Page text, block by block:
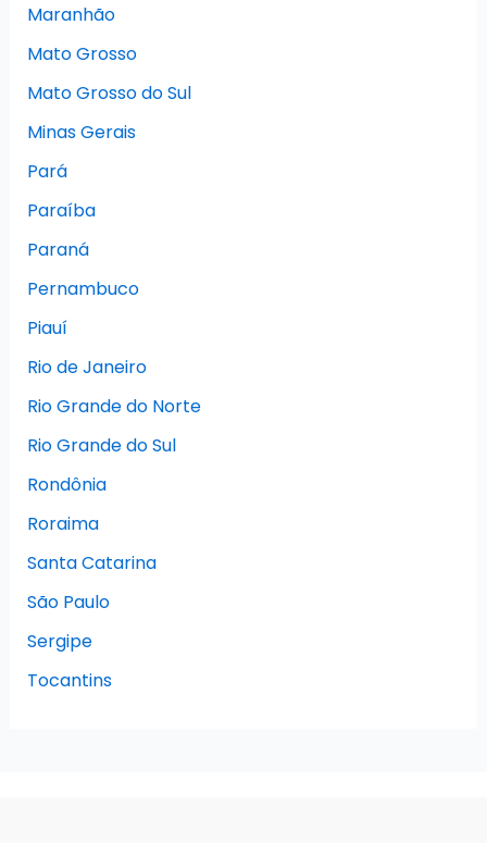
Maranhão
Mato Grosso
Mato Grosso do Sul
Minas Gerais
Pará
Paraíba
Paraná
Pernambuco
Piauí
Rio de Janeiro
Rio Grande do Norte
Rio Grande do Sul
Rondônia
Roraima
Santa Catarina
São Paulo
Sergipe
Tocantins